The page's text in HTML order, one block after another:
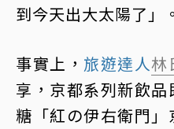
到今天出大太陽了」。
事實上， 旅遊達人林
享，京都系列新飲
糖「紅の伊右衛門